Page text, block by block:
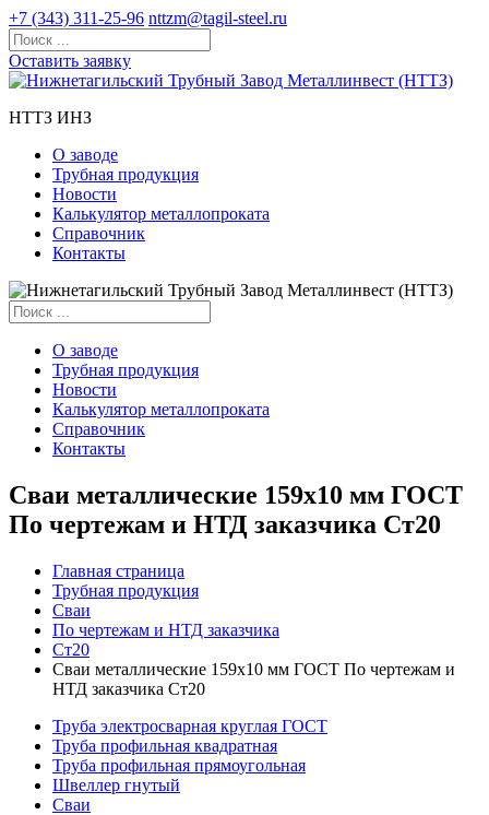
+7 (343) 311-25-96 nttzm@tagil-steel.ru
Оставить заявку
НТТЗ ИНЗ
О заводе
Трубная продукция
Новости
Калькулятор металлопроката
Справочник
Контакты
О заводе
Трубная продукция
Новости
Калькулятор металлопроката
Справочник
Контакты
Сваи металлические 159x10 мм ГОСТ
По чертежам и НТД заказчика Ст20
Главная страница
Трубная продукция
Сваи
По чертежам и НТД заказчика
Ст20
Сваи металлические 159x10 мм ГОСТ По чертежам и
НТД заказчика Ст20
Труба электросварная круглая ГОСТ
Труба профильная квадратная
Труба профильная прямоугольная
Швеллер гнутый
Сваи